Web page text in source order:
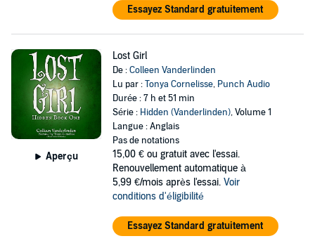
Essayez Standard gratuitement
Aperçu
Lost Girl
De :Colleen Vanderlinden
Lu par :Tonya Cornelisse, Punch Audio
Durée : 7 h et 51 min
Série : Hidden (Vanderlinden), Volume 1
Langue : Anglais
Pas de notations
15,00 € ou gratuit avec l'essai.
Renouvellement automatique à
5,99 €/mois après l'essai. Voir
conditions d'éligibilité
Essayez Standard gratuitement